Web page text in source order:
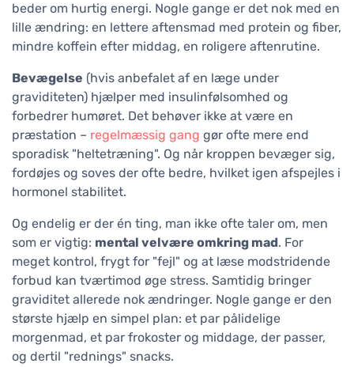
beder om hurtig energi. Nogle gange er det nok med en
lille ændring: en lettere aftensmad med protein og fiber,
mindre koffein efter middag, en roligere aftenrutine.
Bevægelse (hvis anbefalet af en læge under
graviditeten) hjælper med insulinfølsomhed og
forbedrer humøret. Det behøver ikke at være en
præstation – regelmæssig gang gør ofte mere end
sporadisk "heltetræning". Og når kroppen bevæger sig,
fordøjes og soves der ofte bedre, hvilket igen afspejles i
hormonel stabilitet.
Og endelig er der én ting, man ikke ofte taler om, men
som er vigtig: mental velvære omkring mad. For
meget kontrol, frygt for "fejl" og at læse modstridende
forbud kan tværtimod øge stress. Samtidig bringer
graviditet allerede nok ændringer. Nogle gange er den
største hjælp en simpel plan: et par pålidelige
morgenmad, et par frokoster og middage, der passer,
og dertil "rednings" snacks.